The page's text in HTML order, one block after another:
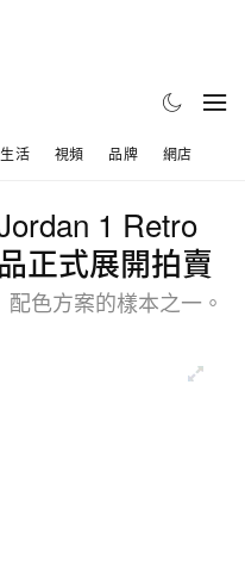
生活 視頻 品牌 網店
1 Retro
正式展開拍賣
色方案的樣本之一。